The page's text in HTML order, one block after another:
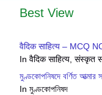
Best View
वैदिक साहित्य – MCQ
In वैदिक साहित्य, संस्कृत
মুণ্ডকোপনিষদে বর্ণিত
In মুণ্ডকোপনিষদ